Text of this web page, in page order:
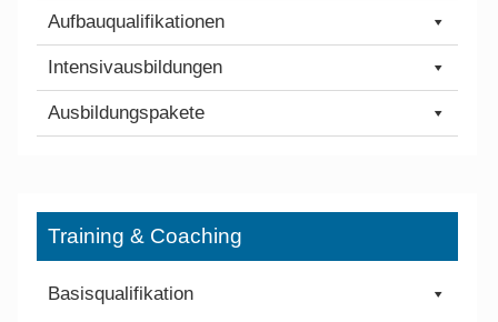
Aufbauqualifikationen
Intensivausbildungen
Ausbildungspakete
Training & Coaching
Basisqualifikation